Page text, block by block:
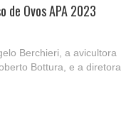
de Ovos APA 2023
Berchieri, a avicultora
Bottura, e a diretora